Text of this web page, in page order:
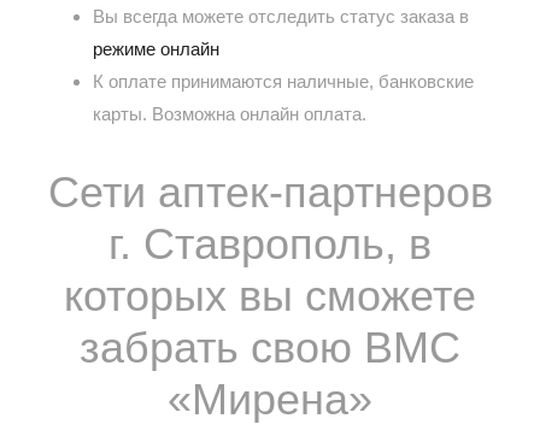
Вы всегда можете отследить статус заказа в
режиме онлайн
К оплате принимаются наличные, банковские
карты. Возможна онлайн оплата.
Сети аптек-партнеров
г. Ставрополь, в
которых вы сможете
забрать свою ВМС
«Мирена»